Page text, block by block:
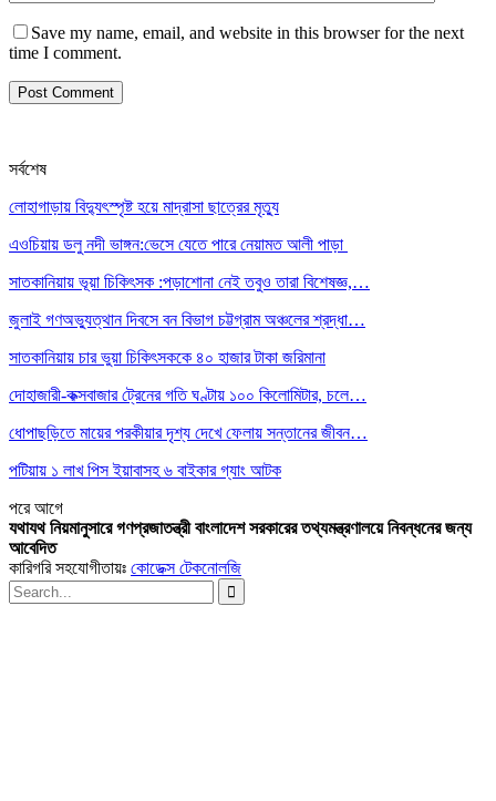
Save my name, email, and website in this browser for the next
time I comment.
সর্বশেষ
লোহাগাড়ায় বিদ্যুৎস্পৃষ্ট হয়ে মাদ্রাসা ছাত্রের মৃত্যু
এওচিয়ায় ডলু নদী ভাঙ্গন:ভেসে যেতে পারে নেয়ামত আলী পাড়া
সাতকানিয়ায় ভূয়া চিকিৎসক :পড়াশোনা নেই তবুও তারা বিশেষজ্ঞ,…
জুলাই গণঅভ্যুত্থান দিবসে বন বিভাগ চট্টগ্রাম অঞ্চলের শ্রদ্ধা…
সাতকানিয়ায় চার ভুয়া চিকিৎসককে ৪০ হাজার টাকা জরিমানা
দোহাজারী-কক্সবাজার ট্রেনের গতি ঘণ্টায় ১০০ কিলোমিটার, চলে…
ধোপাছড়িতে মায়ের পরকীয়ার দৃশ্য দেখে ফেলায় সন্তানের জীবন…
পটিয়ায় ১ লাখ পিস ইয়াবাসহ ৬ বাইকার গ্যাং আটক
পরেআগে
যথাযথ নিয়মানুসারে গণপ্রজাতন্ত্রী বাংলাদেশ সরকারের তথ্যমন্ত্রণালয়ে নিবন্ধনের জন্য
আবেদিত
কারিগরি সহযোগীতায়ঃ কোডেক্স টেকনোলজি